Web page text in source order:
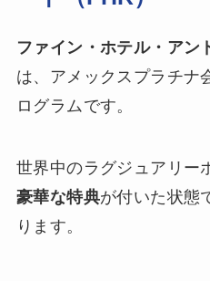
ファイン・ホテル・アン
は、アメックスプラチナ
ログラムです。
世界中のラグジュアリー
豪華な特典が付いた状態
ります。